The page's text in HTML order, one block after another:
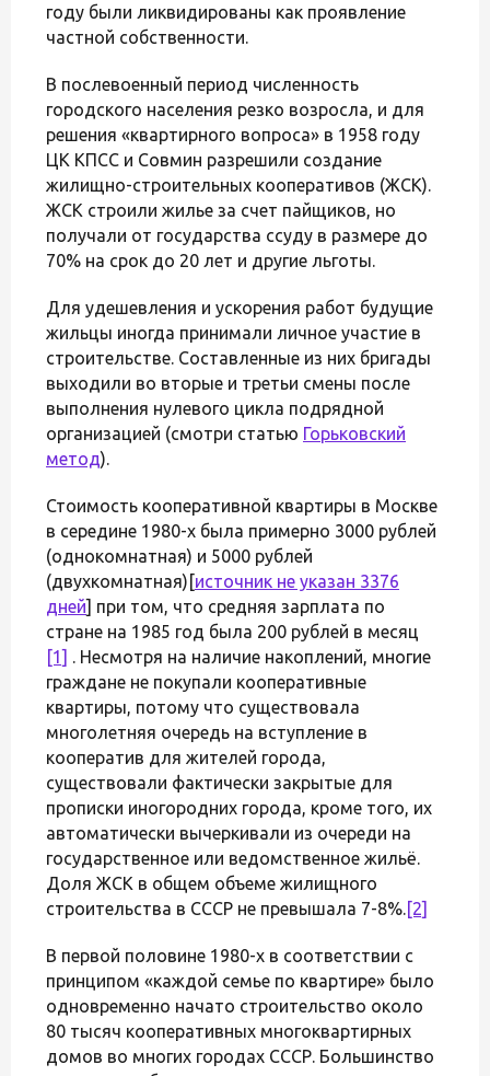
году были ликвидированы как проявление
частной собственности.
В послевоенный период численность
городского населения резко возросла, и для
решения «квартирного вопроса» в 1958 году
ЦК КПСС и Совмин разрешили создание
жилищно-строительных кооперативов (ЖСК).
ЖСК строили жилье за счет пайщиков, но
получали от государства ссуду в размере до
70% на срок до 20 лет и другие льготы.
Для удешевления и ускорения работ будущие
жильцы иногда принимали личное участие в
строительстве. Составленные из них бригады
выходили во вторые и третьи смены после
выполнения нулевого цикла подрядной
организацией (смотри статью Горьковский
метод).
Стоимость кооперативной квартиры в Москве
в середине 1980-х была примерно 3000 рублей
(однокомнатная) и 5000 рублей
(двухкомнатная)[источник не указан 3376
дней] при том, что средняя зарплата по
стране на 1985 год была 200 рублей в месяц
[1] . Несмотря на наличие накоплений, многие
граждане не покупали кооперативные
квартиры, потому что существовала
многолетняя очередь на вступление в
кооператив для жителей города,
существовали фактически закрытые для
прописки иногородних города, кроме того, их
автоматически вычеркивали из очереди на
государственное или ведомственное жильё.
Доля ЖСК в общем объеме жилищного
строительства в СССР не превышала 7-8%.[2]
В первой половине 1980-х в соответствии с
принципом «каждой семье по квартире» было
одновременно начато строительство около
80 тысяч кооперативных многоквартирных
домов во многих городах СССР. Большинство